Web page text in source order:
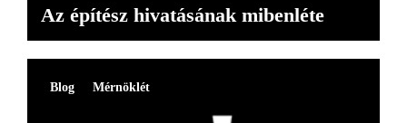
Az építész hivatásának mibenléte
Blog Mérnöklét